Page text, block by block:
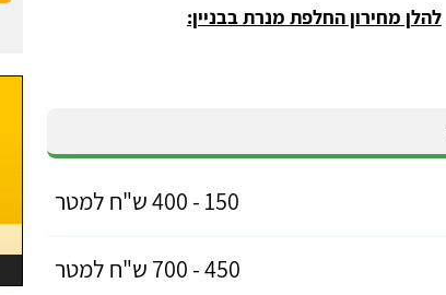
להלן מחירון החלפת מנרת בבניין:
150 - 400 ש"ח למטר
450 - 700 ש"ח למטר